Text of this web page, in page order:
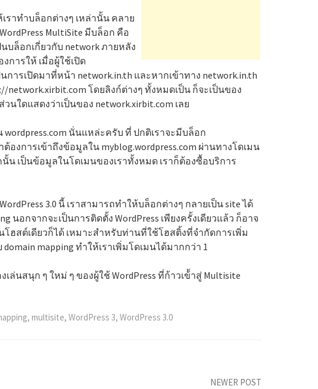
ราทำบล็อกต่างๆ เหล่านั้น คลาย
MultiSite มีบล็อก คือ
บล็อกเกี่ยวกับ network ภายหลัง
การให้ เมื่อผู้ใช้เปิด
การเปิดมาที่หน้า network.in.th และหากเข้าทาง network.in.th
โดยลิงก์ต่างๆ ทั้งหมดเป็น ก็จะเป็นของ
นใดแสดงว่าเป็นของ network.xirbit.com เลย
wordpress.com นั่นแหล่ะครับ ที่ ปกติเราจะมีบล็อก
ต้องการเข้าถึงข้อมูลใน myblog.wordpress.com ผ่านทางโดเมน
น เป็นข้อมูลในโดเมนของเราทั้งหมด เราก็ต้องซื้อบริการ
3.0 นี้ เราสามารถทำให้บล็อกต่างๆ กลายเป็น site ได้
นอกจากจะเป็นการติดตั้ง WordPress เพียงครั้งเดียวแล้ว ก็อาจ
โฮสต์เดียวก็ได้ เหมาะสำหรับท่านที่ใช้โฮสติ้งที่จำกัดการเพิ่ม
mapping ทำให้เราเพิ่มโดเมนได้มากกว่า 1
เล่นสนุก ๆ ใหม่ ๆ ของผู้ใช้ WordPress ที่ก้าวเข้้าสู่ Multisite
, multisite, WordPress 3, WordPress 3.0
NEWER POST